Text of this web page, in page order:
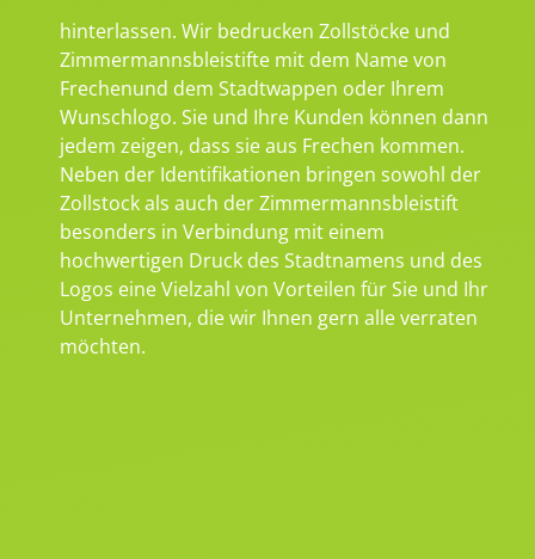
hinterlassen. Wir bedrucken Zollstöcke und
Zimmermannsbleistifte mit dem Name von
Frechenund dem Stadtwappen oder Ihrem
Wunschlogo. Sie und Ihre Kunden können dann
jedem zeigen, dass sie aus Frechen kommen.
Neben der Identifikationen bringen sowohl der
Zollstock als auch der Zimmermannsbleistift
besonders in Verbindung mit einem
hochwertigen Druck des Stadtnamens und des
Logos eine Vielzahl von Vorteilen für Sie und Ihr
Unternehmen, die wir Ihnen gern alle verraten
möchten.